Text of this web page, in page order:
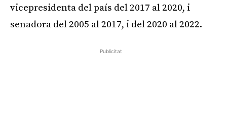
vicepresidenta del país del 2017 al 2020, i
senadora del 2005 al 2017, i del 2020 al 2022.
Publicitat